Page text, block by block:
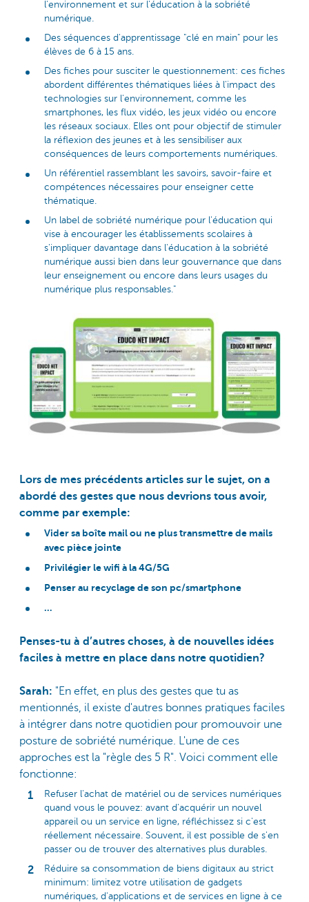
l'environnement et sur l'éducation à la sobriété
numérique.
Des séquences d'apprentissage "clé en main" pour les
élèves de 6 à 15 ans.
Des fiches pour susciter le questionnement: ces fiches
abordent différentes thématiques liées à l'impact des
technologies sur l'environnement, comme les
smartphones, les flux vidéo, les jeux vidéo ou encore
les réseaux sociaux. Elles ont pour objectif de stimuler
la réflexion des jeunes et à les sensibiliser aux
conséquences de leurs comportements numériques.
Un référentiel rassemblant les savoirs, savoir-faire et
compétences nécessaires pour enseigner cette
thématique.
Un label de sobriété numérique pour l'éducation qui
vise à encourager les établissements scolaires à
s'impliquer davantage dans l'éducation à la sobriété
numérique aussi bien dans leur gouvernance que dans
leur enseignement ou encore dans leurs usages du
numérique plus responsables."
Lors de mes précédents articles sur le sujet, on a
abordé des gestes que nous devrions tous avoir,
comme par exemple:
Vider sa boîte mail ou ne plus transmettre de mails
avec pièce jointe
Privilégier le wifi à la 4G/5G
Penser au recyclage de son pc/smartphone
…
Penses-tu à d’autres choses, à de nouvelles idées
faciles à mettre en place dans notre quotidien?
Sarah: "En effet, en plus des gestes que tu as
mentionnés, il existe d'autres bonnes pratiques faciles
à intégrer dans notre quotidien pour promouvoir une
posture de sobriété numérique. L'une de ces
approches est la "règle des 5 R". Voici comment elle
fonctionne:
Refuser l'achat de matériel ou de services numériques
quand vous le pouvez: avant d'acquérir un nouvel
appareil ou un service en ligne, réfléchissez si c'est
réellement nécessaire. Souvent, il est possible de s'en
passer ou de trouver des alternatives plus durables.
Réduire sa consommation de biens digitaux au strict
minimum: limitez votre utilisation de gadgets
numériques, d'applications et de services en ligne à ce